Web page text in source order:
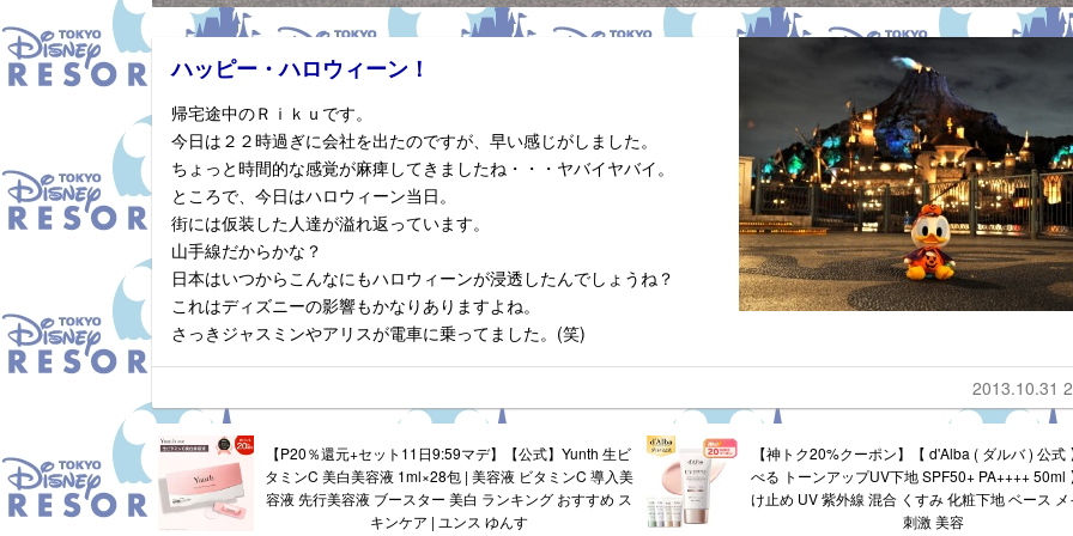
ハッピー・ハロウィーン！
帰宅途中のＲｉｋｕです。
今日は２２時過ぎに会社を出たのですが、早い感じがしました。
ちょっと時間的な感覚が麻痺してきましたね・・・ヤバイヤバイ。
ところで、今日はハロウィーン当日。
街には仮装した人達が溢れ返っています。
山手線だからかな？
日本はいつからこんなにもハロウィーンが浸透したんでしょうね？
これはディズニーの影響もかなりありますよね。
さっきジャスミンやアリスが電車に乗ってました。(笑)
2013.10.31
【P20％還元+セット11日9:59マデ】【公式】Yunth 生ビ
タミンC 美白美容液 1ml×28包 | 美容液 ビタミンC 導入美
容液 先行美容液 ブースター 美白 ランキング おすすめ ス
キンケア | ユンス ゆんす
【神トク20%クーポン】【 d'Alba ( ダルバ ) 公式
べる トーンアップUV下地 SPF50+ PA++++ 50ml
け止め UV 紫外線 混合 くすみ 化粧下地 ベース
刺激 美容